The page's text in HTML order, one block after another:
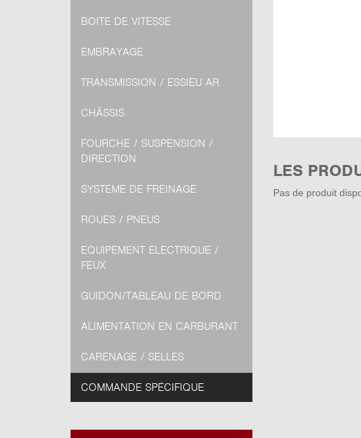
LES
Pas de produit
BOITE DE VITESSE
EMBRAYAGE
TRANSMISSION / ESSIEU AR
CHÂSSIS
FOURCHE / SUSPENSION /
DIRECTION
SYSTÈME DE FREINAGE
ROUES / PNEUS
EQUIPEMENT ELECTRIQUE /
FEUX
GUIDON/TABLEAU DE BORD
ALIMENTATION EN CARBURANT
CARÉNAGE / SELLES
COMMANDE SPÉCIFIQUE